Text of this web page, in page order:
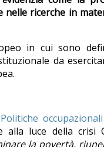
nelle ricerche in
in cui sono
da
Politiche
luce della crisi
la povertà,